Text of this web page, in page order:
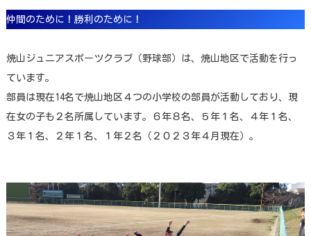
仲間のために！勝利のために！
焼山ジュニアスポーツクラブ（野球部）は、焼山地区で活動を行っ
ています。
部員は現在14名で焼山地区４つの小学校の部員が活動しており、現
在女の子も２名所属しています。６年８名、５年１名、４年１名、
３年１名、２年１名、１年２名（２０２３年４月現在）。